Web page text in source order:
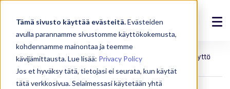
Tämä sivusto käyttää evästeitä.Evästeiden
avulla parannamme sivustomme käyttökokemusta,
kohdennamme mainontaa ja teemme
kävijämittausta. Lue lisää: Privacy Policy
Jos et hyväksy tätä, tietojasi ei seurata, kun käytät
tätä verkkosivua. Selaimessasi käytetään yhtä
Ratkaisut
Tuotteet
Laitteet Näytöt FD100A4-2071 suuri kenttänäyttö